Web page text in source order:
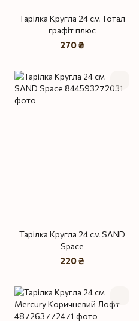
Тарілка Кругла 24 см Тотал
графіт плюс
270 ₴
Тарілка Кругла 24 см SAND
Space
220 ₴